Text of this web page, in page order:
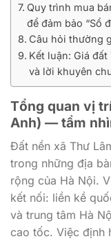
Quy trình mua
để đảm bảo “Sổ
Câu hỏi thường
Kết luận: Giá
và lời khuyên
Tổng quan vị
Anh) — tầm
Đất nền xã Thư
trong những địa
rộng của Hà Nội.
kết nối: liền kề
và trung tâm Hà
cao tốc. Việc định